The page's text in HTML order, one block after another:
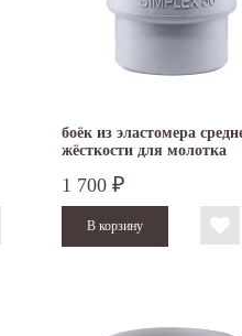
боёк из эластомера
жёсткости для молотка
1 700 ₽